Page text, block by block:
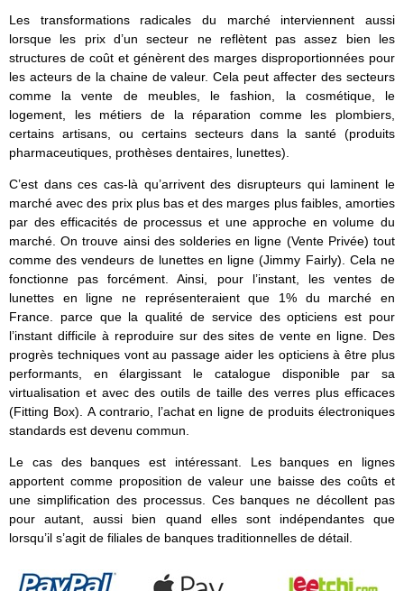
Les transformations radicales du marché interviennent aussi
lorsque les prix d’un secteur ne reflètent pas assez bien les
structures de coût et génèrent des marges disproportionnées pour
les acteurs de la chaine de valeur. Cela peut affecter des secteurs
comme la vente de meubles, le fashion, la cosmétique, le
logement, les métiers de la réparation comme les plombiers,
certains artisans, ou certains secteurs dans la santé (produits
pharmaceutiques, prothèses dentaires, lunettes).
C’est dans ces cas-là qu’arrivent des disrupteurs qui laminent le
marché avec des prix plus bas et des marges plus faibles, amorties
par des efficacités de processus et une approche en volume du
marché. On trouve ainsi des solderies en ligne (Vente Privée) tout
comme des vendeurs de lunettes en ligne (Jimmy Fairly). Cela ne
fonctionne pas forcément. Ainsi, pour l’instant, les ventes de
lunettes en ligne ne représenteraient que 1% du marché en
France. parce que la qualité de service des opticiens est pour
l’instant difficile à reproduire sur des sites de vente en ligne. Des
progrès techniques vont au passage aider les opticiens à être plus
performants, en élargissant le catalogue disponible par sa
virtualisation et avec des outils de taille des verres plus efficaces
(Fitting Box). A contrario, l’achat en ligne de produits électroniques
standards est devenu commun.
Le cas des banques est intéressant. Les banques en lignes
apportent comme proposition de valeur une baisse des coûts et
une simplification des processus. Ces banques ne décollent pas
pour autant, aussi bien quand elles sont indépendantes que
lorsqu’il s’agit de filiales de banques traditionnelles de détail.